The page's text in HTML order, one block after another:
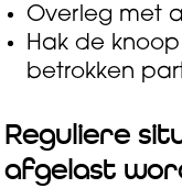
Overleg met
Hak de
betrokken
Reguliere
afgelast